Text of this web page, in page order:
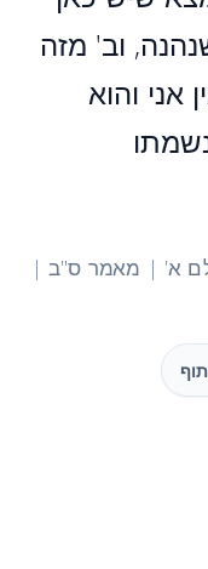
וב' מזה
והוא
א' | מאמר ס"ב |